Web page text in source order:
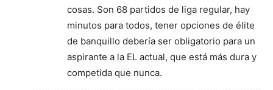
cosas. Son 68 partidos de liga regular, hay
minutos para todos, tener opciones de élite
de banquillo debería ser obligatorio para un
aspirante a la EL actual, que está más dura y
competida que nunca.